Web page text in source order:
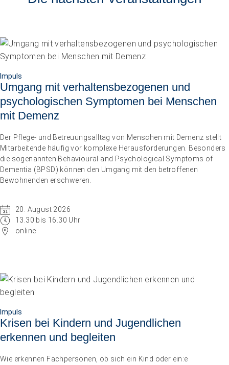
Impuls
Symptomen bei Menschen mit Demenz
20.08.2026 online
Impuls
Umgang mit verhaltensbezogenen und
psychologischen Symptomen bei Menschen
mit Demenz
Der Pflege- und Betreuungsalltag von Menschen mit Demenz stellt
Mitarbeitende häufig vor komplexe Herausforderungen. Besonders
die sogenannten Behavioural and Psychological Symptoms of
Dementia (BPSD) können den Umgang mit den betroffenen
Bewohnenden erschweren.
20. August 2026
13.30 bis 16.30 Uhr
online
Impuls
Krisen bei Kindern und Jugendlichen
erkennen und begleiten
Wie erkennen Fachpersonen, ob sich ein Kind oder ein:e